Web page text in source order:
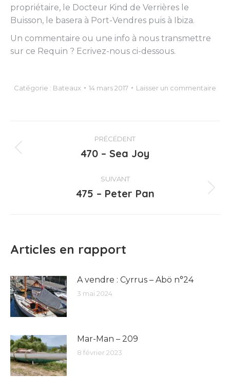
propriétaire, le Docteur Kind de Verrières le
Buisson, le basera à Port-Vendres puis à Ibiza.
Un commentaire ou une info à nous transmettre
sur ce Requin ? Ecrivez-nous ci-dessous.
Catégorie : Bateaux 14 mars 2017 Laisser un commentaire
Navigation
article
PRÉCÉDENT
Article
:
470 – Sea Joy
SUIVANT
Article
475 – Peter Pan
Articles en rapport
A vendre : Cyrrus – Abö n°24
3 mai 2024
Mar-Man – 209
8 février 2023